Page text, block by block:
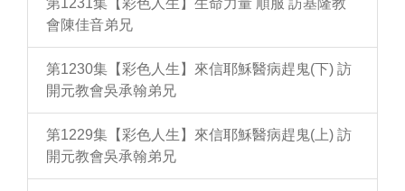
第1231集【彩色人生】生命力量 順服 訪基隆教
會陳佳音弟兄
第1230集【彩色人生】來信耶穌醫病趕鬼(下) 訪
開元教會吳承翰弟兄
第1229集【彩色人生】來信耶穌醫病趕鬼(上) 訪
開元教會吳承翰弟兄